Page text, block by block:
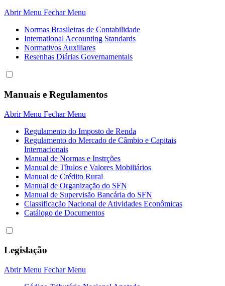
Abrir Menu Fechar Menu
Normas Brasileiras de Contabilidade
International Accounting Standards
Normativos Auxiliares
Resenhas Diárias Governamentais
Manuais e Regulamentos
Abrir Menu Fechar Menu
Regulamento do Imposto de Renda
Regulamento do Mercado de Câmbio e Capitais
Internacionais
Manual de Normas e Instrções
Manual de Títulos e Valores Mobiliários
Manual de Crédito Rural
Manual de Organização do SFN
Manual de Supervisão Bancária do SFN
Classificação Nacional de Atividades Econômicas
Catálogo de Documentos
Legislação
Abrir Menu Fechar Menu